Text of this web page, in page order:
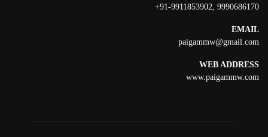
9990686170
,
91-9911853902+
EMAIL
paigammw@gmail.com
WEB ADDRESS
www.paigammw.com